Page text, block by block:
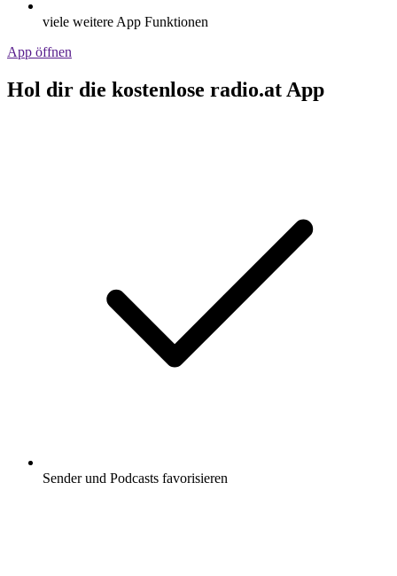
viele weitere App Funktionen
App öffnen
Hol dir die kostenlose radio.at App
Sender und Podcasts favorisieren